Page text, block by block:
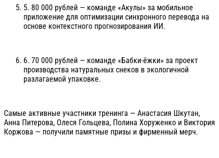
5. 80 000 рублей — команде «Акулы» за мобильное
приложение для оптимизации синхронного перевода на
основе контекстного прогнозирования ИИ.
6. 70 000 рублей — команде «Бабки-ёжки» за проект
производства натуральных снеков в экологичной
разлагаемой упаковке.
Самые активные участники тренинга — Анастасия Шкутан,
Анна Питерова, Олеся Гольцева, Полина Хоруженко и Виктория
Коржова — получили памятные призы и фирменный мерч.